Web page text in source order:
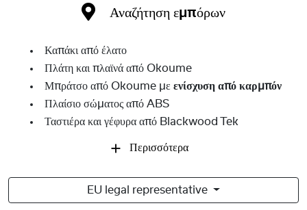
Αναζήτηση εμπόρων
Καπάκι από έλατο
Πλάτη και πλαϊνά από Okoume
Μπράτσο από Okoume με ενίσχυση από καρμπόν
Πλαίσιο σώματος από ABS
Ταστιέρα και γέφυρα από Blackwood Tek
Περισσότερα
EU legal representative